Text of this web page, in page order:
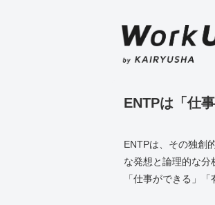
ENTPは「仕
ENTPは、その独創
な発想と論理的な分
「仕事ができる」